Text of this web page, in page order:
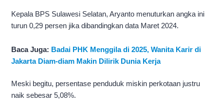
Kepala BPS Sulawesi Selatan, Aryanto menuturkan angka ini
turun 0,29 persen jika dibandingkan data Maret 2024.
Baca Juga: Badai PHK Menggila di 2025, Wanita Karir di
Jakarta Diam-diam Makin Dilirik Dunia Kerja
Meski begitu, persentase penduduk miskin perkotaan justru
naik sebesar 5,08%.